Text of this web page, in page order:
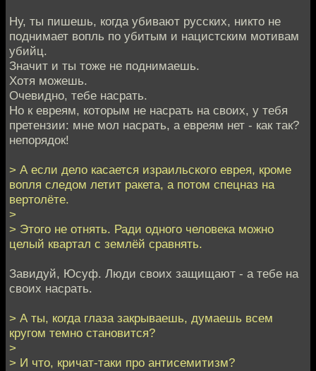
Ну, ты пишешь, когда убивают русских, никто не
поднимает вопль по убитым и нацистским мотивам
убийц.
Значит и ты тоже не поднимаешь.
Хотя можешь.
Очевидно, тебе насрать.
Но к евреям, которым не насрать на своих, у тебя
претензии: мне мол насрать, а евреям нет - как так?
непорядок!
> А если дело касается израильского еврея, кроме
вопля следом летит ракета, а потом спецназ на
вертолёте.
>
> Этого не отнять. Ради одного человека можно
целый квартал с землёй сравнять.
Завидуй, Юсуф. Люди своих защищают - а тебе на
своих насрать.
> А ты, когда глаза закрываешь, думаешь всем
кругом темно становится?
>
> И что, кричат-таки про антисемитизм?